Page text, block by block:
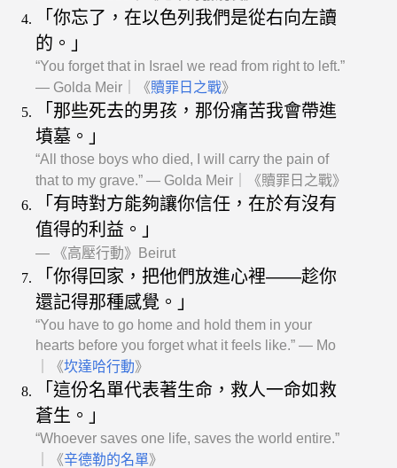
「你忘了，在以色列我們是從右向左讀
的。」
“You forget that in Israel we read from right to left.”
— Golda Meir｜《贖罪日之戰》
「那些死去的男孩，那份痛苦我會帶進
墳墓。」
“All those boys who died, I will carry the pain of
that to my grave.” — Golda Meir｜《贖罪日之戰》
「有時對方能夠讓你信任，在於有沒有
值得的利益。」
— 《高壓行動》Beirut
「你得回家，把他們放進心裡——趁你
還記得那種感覺。」
“You have to go home and hold them in your
hearts before you forget what it feels like.” — Mo
｜《坎達哈行動》
「這份名單代表著生命，救人一命如救
蒼生。」
“Whoever saves one life, saves the world entire.”
｜《辛德勒的名單》